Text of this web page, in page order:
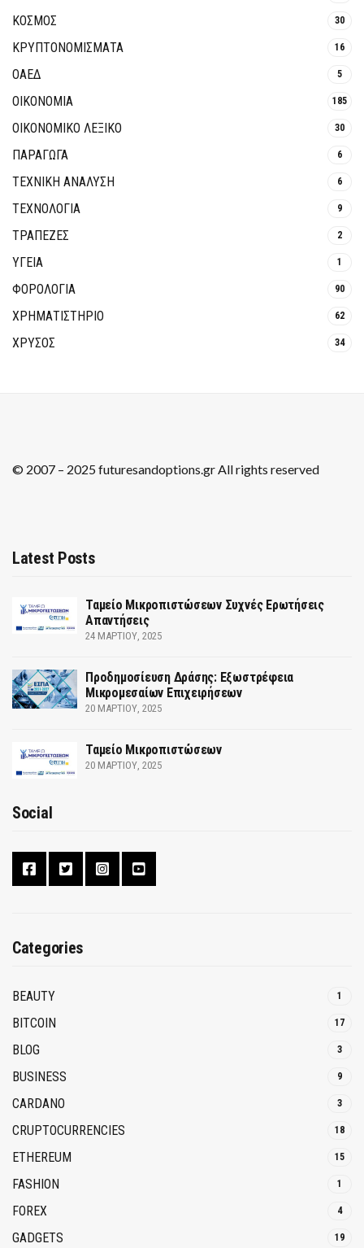
ΚΟΣΜΟΣ
30
ΚΡΥΠΤΟΝΟΜΊΣΜΑΤΑ 16
ΟΑΕΔ 5
ΟΙΚΟΝΟΜΙΑ 185
ΟΙΚΟΝΟΜΙΚΟ ΛΕΞΙΚΟ 30
ΠΑΡΑΓΩΓΑ 6
ΤΕΧΝΙΚΗ ΑΝΑΛΥΣΗ 6
ΤΕΧΝΟΛΟΓΙΑ 9
ΤΡΆΠΕΖΕΣ 2
ΥΓΕΙΑ 1
ΦΟΡΟΛΟΓΙΑ 90
ΧΡΗΜΑΤΙΣΤΗΡΙΟ 62
ΧΡΥΣΟΣ 34
© 2007 – 2025 futuresandoptions.gr All rights reserved
Latest Posts
Ταμείο Μικροπιστώσεων Συχνές Ερωτήσεις
Απαντήσεις
24 ΜΑΡΤΊΟΥ, 2025
Προδημοσίευση Δράσης: Εξωστρέφεια
Μικρομεσαίων Επιχειρήσεων
20 ΜΑΡΤΊΟΥ, 2025
Ταμείο Μικροπιστώσεων
20 ΜΑΡΤΊΟΥ, 2025
Social
Categories
BEAUTY 1
BITCOIN 17
BLOG 3
BUSINESS 9
CARDANO 3
CRUPTOCURRENCIES 18
ETHEREUM 15
FASHION 1
FOREX 4
GADGETS 19